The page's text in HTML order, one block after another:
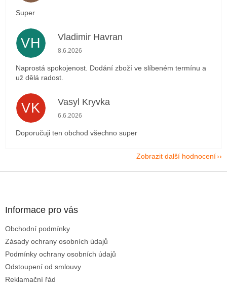
Super
VH Vladimir Havran
Hodnocení obchodu je 5 z 5 hvězdiček.
8.6.2026
Naprostá spokojenost. Dodání zboží ve slíbeném termínu a
už dělá radost.
VK Vasyl Kryvka
Hodnocení obchodu je 5 z 5 hvězdiček.
6.6.2026
Doporučuji ten obchod všechno super
Zobrazit další hodnocení
Informace pro vás
Obchodní podmínky
Zásady ochrany osobních údajů
Podmínky ochrany osobních údajů
Odstoupení od smlouvy
Reklamační řád